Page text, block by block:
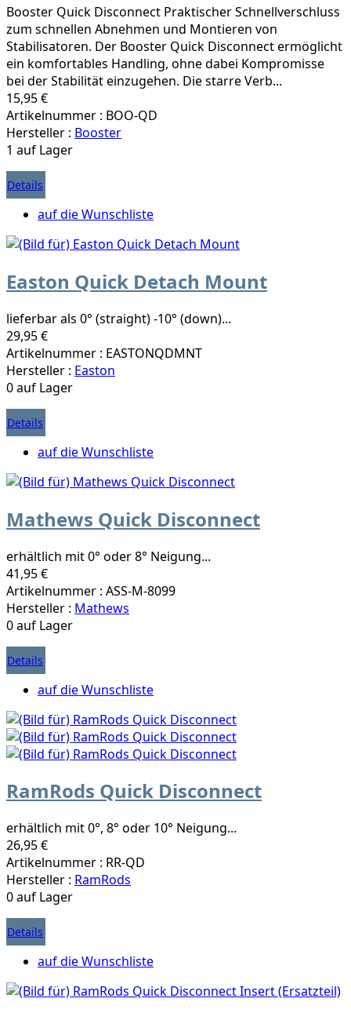
Booster Quick Disconnect Praktischer Schnellverschluss
zum schnellen Abnehmen und Montieren von
Stabilisatoren. Der Booster Quick Disconnect ermöglicht
ein komfortables Handling, ohne dabei Kompromisse
bei der Stabilität einzugehen. Die starre Verb...
15,95 €
Artikelnummer : BOO-QD
Hersteller : Booster
1 auf Lager
Details
auf die Wunschliste
Easton Quick Detach Mount
lieferbar als 0° (straight) -10° (down)...
29,95 €
Artikelnummer : EASTONQDMNT
Hersteller : Easton
0 auf Lager
Details
auf die Wunschliste
Mathews Quick Disconnect
erhältlich mit 0° oder 8° Neigung...
41,95 €
Artikelnummer : ASS-M-8099
Hersteller : Mathews
0 auf Lager
Details
auf die Wunschliste
RamRods Quick Disconnect
erhältlich mit 0°, 8° oder 10° Neigung...
26,95 €
Artikelnummer : RR-QD
Hersteller : RamRods
0 auf Lager
Details
auf die Wunschliste